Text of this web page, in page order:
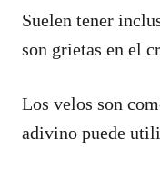
Suelen tener
son grietas en el
Los velos son
adivino puede